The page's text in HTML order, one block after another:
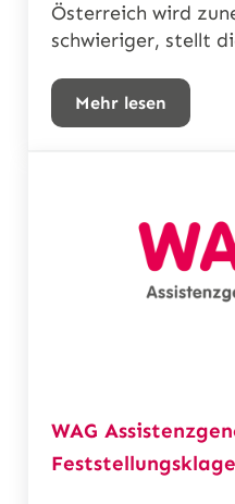
Österreich wird
schwieriger, stellt
Mehr lesenPersönliche
WAG